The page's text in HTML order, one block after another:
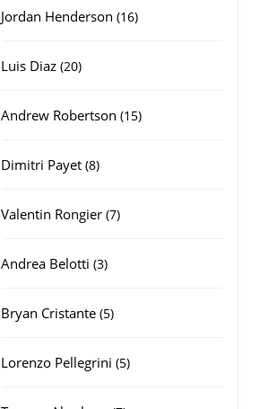
Jordan Henderson 1616
Luis Diaz 2020
Andrew Robertson 1515
Dimitri Payet 88
Valentin Rongier 77
Andrea Belotti 33
Bryan Cristante 55
Lorenzo Pellegrini 55